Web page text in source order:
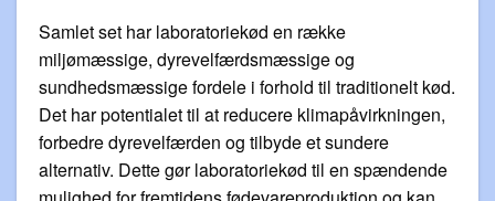
Samlet set har laboratoriekød en række
miljømæssige, dyrevelfærdsmæssige og
sundhedsmæssige fordele i forhold til traditionelt kød.
Det har potentialet til at reducere klimapåvirkningen,
forbedre dyrevelfærden og tilbyde et sundere
alternativ. Dette gør laboratoriekød til en spændende